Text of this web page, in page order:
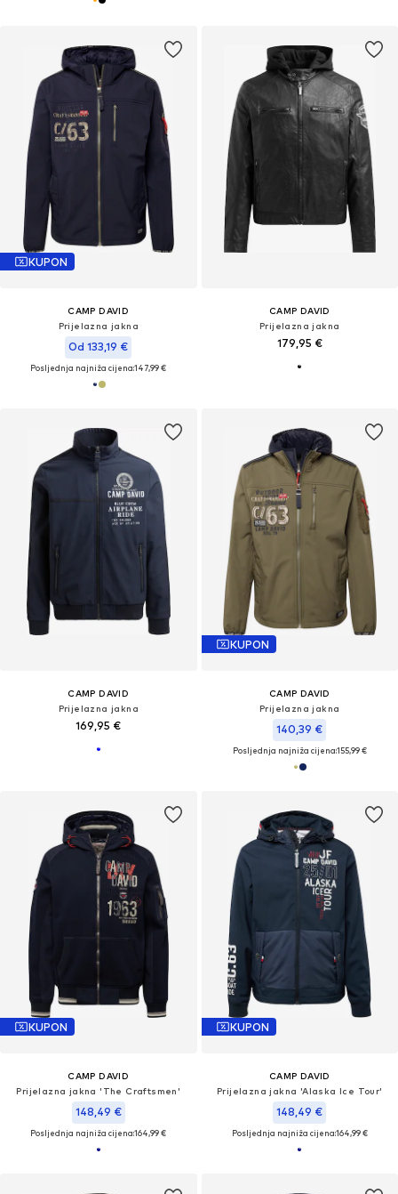
KUPON
CAMP DAVID
Prijelazna jakna
Od 133,19 €
Posljednja najniža cijena:147,99 €
CAMP DAVID
Prijelazna jakna
179,95 €
CAMP DAVID
Prijelazna jakna
169,95 €
KUPON
CAMP DAVID
Prijelazna jakna
140,39 €
Posljednja najniža cijena:155,99 €
KUPON
CAMP DAVID
Prijelazna jakna 'The Craftsmen'
148,49 €
Posljednja najniža cijena:164,99 €
KUPON
CAMP DAVID
Prijelazna jakna 'Alaska Ice Tour'
148,49 €
Posljednja najniža cijena:164,99 €